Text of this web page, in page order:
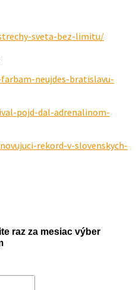
sveta-bez-limitu/
neujdes-bratislavu-
pojd-dal-adrenalinom-
rekord-v-slovenskych-
raz za mesiac výber